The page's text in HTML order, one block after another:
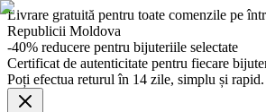
Livrare gratuită pentru toate comenzile pe
Republicii Moldova
-40% reducere pentru bijuteriile selectate
Certificat de autenticitate pentru fiecare
Poți efectua returul în 14 zile, simplu și rapid.